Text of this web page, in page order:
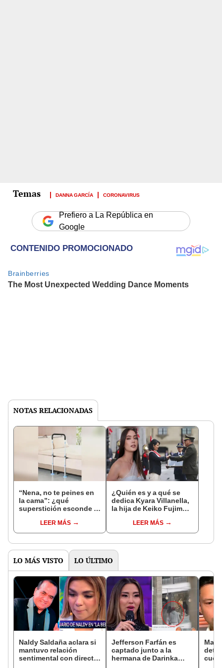
DANNA GARCÍA CORONAVIRUS
Prefiero a La República en
Google
NOTAS RELACIONADAS
“Nena, no te peines en
la cama”: ¿qué
superstición esconde la
Enanitos Verdes?
LEER MÁS
¿Quién es y a qué se
dedica Kyara Villanella,
la hija de Keiko Fujimori
nivel nacional?
LEER MÁS
LO MÁS VISTO LO ÚLTIMO
Naldy Saldaña aclara si
mantuvo relación
sentimental con director
Jefferson Farfán es
captado junto a la
hermana de Darinka